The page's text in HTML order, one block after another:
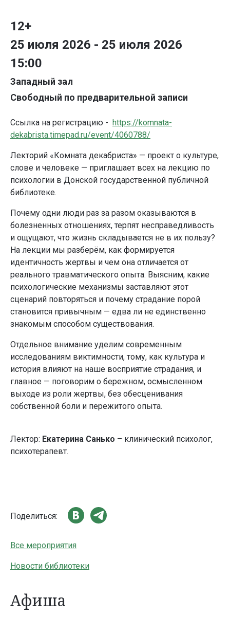
12+
25 июля 2026 - 25 июля 2026
15:00
Западный зал
Свободный по предварительной записи
Ссылка на регистрацию - https://komnata-
dekabrista.timepad.ru/event/4060788/
Лекторий «Комната декабриста» — проект о культуре,
слове и человеке — приглашает всех на лекцию по
психологии в Донской государственной публичной
библиотеке.
Почему одни люди раз за разом оказываются в
болезненных отношениях, терпят несправедливость
и ощущают, что жизнь складывается не в их пользу?
На лекции мы разберём, как формируется
идентичность жертвы и чем она отличается от
реального травматического опыта. Выясним, какие
психологические механизмы заставляют этот
сценарий повторяться и почему страдание порой
становится привычным — едва ли не единственно
знакомым способом существования.
Отдельное внимание уделим современным
исследованиям виктимности, тому, как культура и
история влияют на наше восприятие страдания, и
главное — поговорим о бережном, осмысленном
выходе из роли жертвы, без обесценивания
собственной боли и пережитого опыта.
Лектор: Екатерина Санько – клинический психолог,
психотерапевт.
Поделиться:
Все мероприятия
Новости библиотеки
Афиша